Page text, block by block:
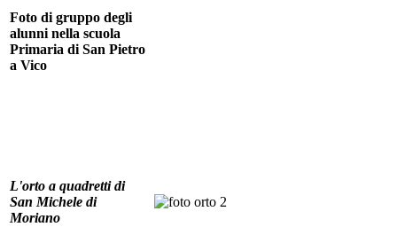
Foto di gruppo degli
alunni nella scuola
Primaria di San Pietro
a Vico
L'orto a quadretti di
San Michele di
Moriano